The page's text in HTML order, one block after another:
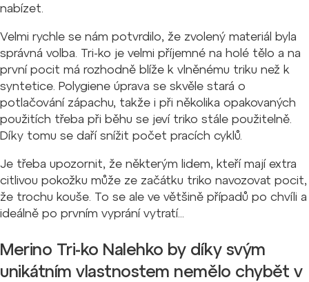
nabízet.
Velmi rychle se nám potvrdilo, že zvolený materiál byla
správná volba. Tri-ko je velmi příjemné na holé tělo a na
první pocit má rozhodně blíže k vlněnému triku než k
syntetice. Polygiene úprava se skvěle stará o
potlačování zápachu, takže i při několika opakovaných
použitích třeba při běhu se jeví triko stále použitelně.
Díky tomu se daří snížit počet pracích cyklů.
Je třeba upozornit, že některým lidem, kteří mají extra
citlivou pokožku může ze začátku triko navozovat pocit,
že trochu kouše. To se ale ve většině případů po chvíli a
ideálně po prvním vyprání vytratí...
Merino Tri-ko Nalehko by díky svým
unikátním vlastnostem nemělo chybět v